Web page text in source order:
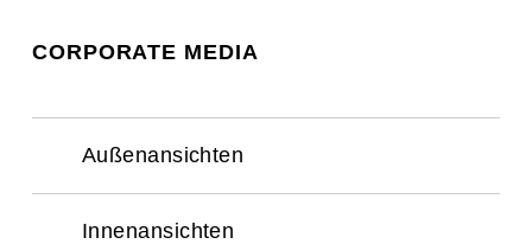
CORPORATE MEDIA
Außenansichten
Innenansichten